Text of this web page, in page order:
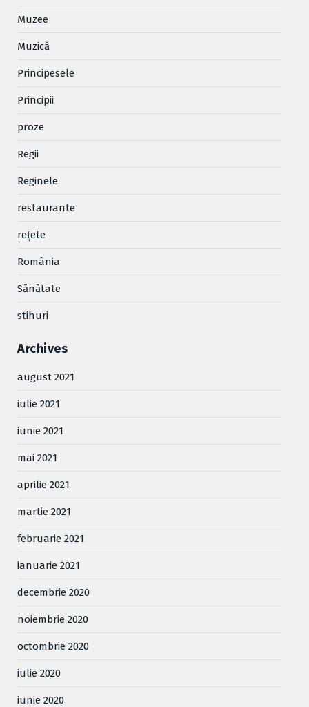
Muzee
Muzică
Principesele
Principii
proze
Regii
Reginele
restaurante
reţete
România
Sănătate
stihuri
Archives
august 2021
iulie 2021
iunie 2021
mai 2021
aprilie 2021
martie 2021
februarie 2021
ianuarie 2021
decembrie 2020
noiembrie 2020
octombrie 2020
iulie 2020
iunie 2020